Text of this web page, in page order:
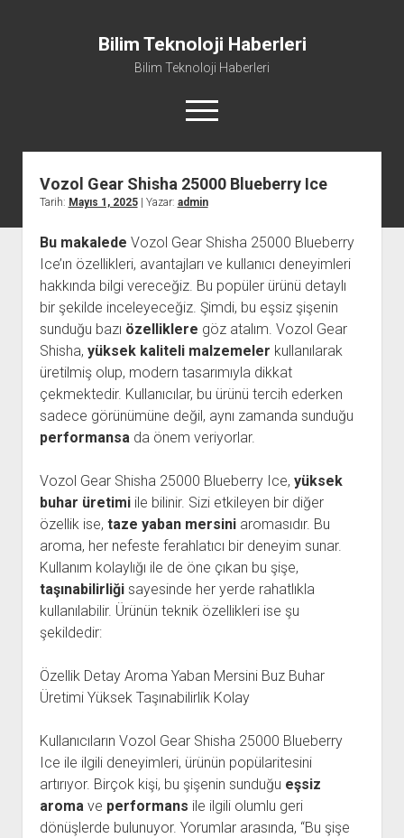
Bilim Teknoloji Haberleri
Bilim Teknoloji Haberleri
menüyü
aç
Liste
Tiktok Beğeni Kasma
Twitter Izlenme Arttırma Parasız
Vozol Gear Shisha 25000 Blueberry Ice
Tarih: Mayıs 1, 2025| Yazar: admin
Bu makalede Vozol Gear Shisha 25000 Blueberry
Ice’ın özellikleri, avantajları ve kullanıcı deneyimleri
hakkında bilgi vereceğiz. Bu popüler ürünü detaylı
bir şekilde inceleyeceğiz. Şimdi, bu eşsiz şişenin
sunduğu bazı özelliklere göz atalım. Vozol Gear
Shisha, yüksek kaliteli malzemeler kullanılarak
üretilmiş olup, modern tasarımıyla dikkat
çekmektedir. Kullanıcılar, bu ürünü tercih ederken
sadece görünümüne değil, aynı zamanda sunduğu
performansada önem veriyorlar.
Vozol Gear Shisha 25000 Blueberry Ice, yüksek
buhar üretimiile bilinir. Sizi etkileyen bir diğer
özellik ise, taze yaban mersiniaromasıdır. Bu
aroma, her nefeste ferahlatıcı bir deneyim sunar.
Kullanım kolaylığı ile de öne çıkan bu şişe,
taşınabilirliğisayesinde her yerde rahatlıkla
kullanılabilir. Ürünün teknik özellikleri ise şu
şekildedir:
Özellik Detay Aroma Yaban Mersini Buz Buhar
Üretimi Yüksek Taşınabilirlik Kolay
Kullanıcıların Vozol Gear Shisha 25000 Blueberry
Ice ile ilgili deneyimleri, ürünün popülaritesini
artırıyor. Birçok kişi, bu şişenin sunduğu eşsiz
aromave performans ile ilgili olumlu geri
dönüşlerde bulunuyor. Yorumlar arasında, “Bu şişe